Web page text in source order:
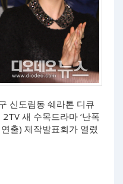
신도림동 쉐라톤 디큐
새 수목드라마 ‘난폭
출) 제작발표회가 열렸